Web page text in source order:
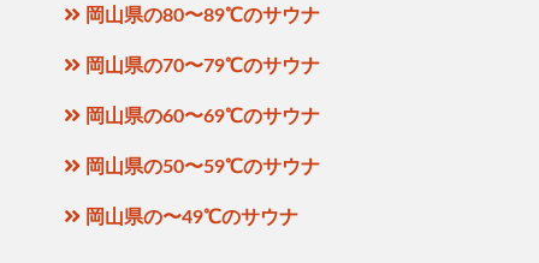
岡山県の80〜89℃のサウナ
岡山県の70〜79℃のサウナ
岡山県の60〜69℃のサウナ
岡山県の50〜59℃のサウナ
岡山県の〜49℃のサウナ